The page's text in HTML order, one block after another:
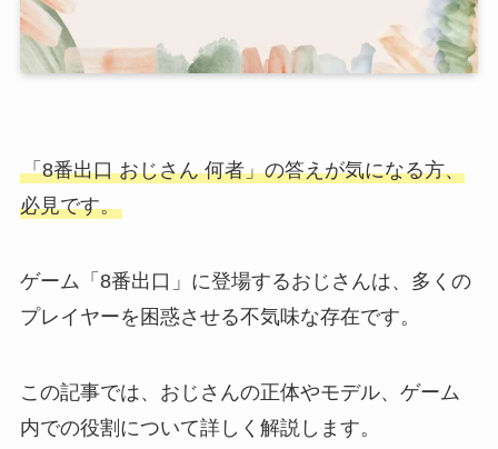
「8番出口 おじさん 何者」の答えが気になる方、
必見です。
ゲーム「8番出口」に登場するおじさんは、多くの
プレイヤーを困惑させる不気味な存在です。
この記事では、おじさんの正体やモデル、ゲーム
内での役割について詳しく解説します。